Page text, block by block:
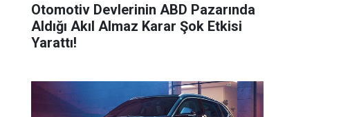
Otomotiv Devlerinin ABD Pazarında
Aldığı Akıl Almaz Karar Şok Etkisi
Yarattı!